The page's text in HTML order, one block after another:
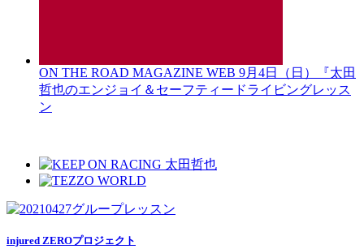
ON THE ROAD MAGAZINE WEB 9月4日（日）『太田
哲也のエンジョイ＆セーフティードライビングレッス
ン
injured ZEROプロジェクト